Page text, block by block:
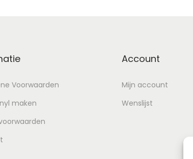
Voorwaarden
maken
Account
Mijn account
Wenslijst